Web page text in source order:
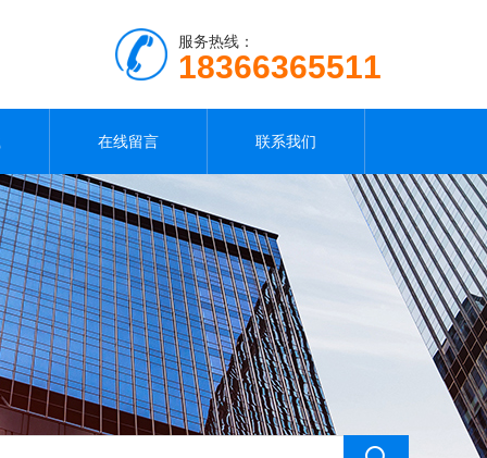
服务热线：
18366365511
在线留言 联系我们